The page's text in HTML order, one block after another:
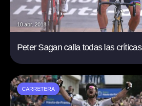
10 abr. 2018
Peter Sagan calla todas las críticas
CARRETERA